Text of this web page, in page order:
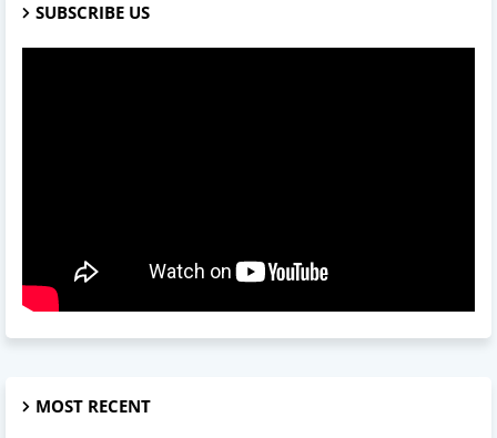
SUBSCRIBE US
MOST RECENT